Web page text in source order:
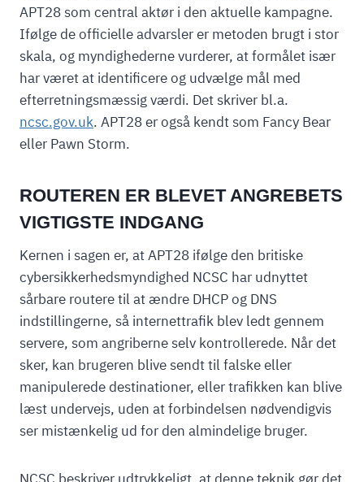
APT28 som central aktør i den aktuelle kampagne.
Ifølge de officielle advarsler er metoden brugt i stor
skala, og myndighederne vurderer, at formålet især
har været at identificere og udvælge mål med
efterretningsmæssig værdi. Det skriver bl.a.
ncsc.gov.uk. APT28 er også kendt som Fancy Bear
eller Pawn Storm.
ROUTEREN ER BLEVET ANGREBETS
VIGTIGSTE INDGANG
Kernen i sagen er, at APT28 ifølge den britiske
cybersikkerhedsmyndighed NCSC har udnyttet
sårbare routere til at ændre DHCP og DNS
indstillingerne, så internettrafik blev ledt gennem
servere, som angriberne selv kontrollerede. Når det
sker, kan brugeren blive sendt til falske eller
manipulerede destinationer, eller trafikken kan blive
læst undervejs, uden at forbindelsen nødvendigvis
ser mistænkelig ud for den almindelige bruger.